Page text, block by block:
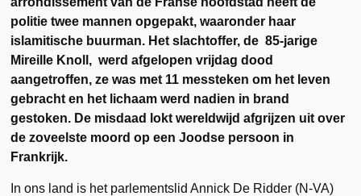
politie twee mannen opgepakt, waaronder haar
islamitische buurman. Het slachtoffer, de 85-jarige
Mireille Knoll, werd afgelopen vrijdag dood
aangetroffen, ze was met 11 messteken om het leven
gebracht en het lichaam werd nadien in brand
gestoken. De misdaad lokt wereldwijd afgrijzen uit over
de zoveelste moord op een Joodse persoon in
Frankrijk.
In ons land is het parlementslid Annick De Ridder (N-VA)